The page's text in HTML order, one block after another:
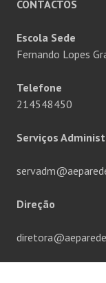
CONTACTOS
Escola Sede
Fernando Lopes
Telefone
214548450
Serviços
Direção